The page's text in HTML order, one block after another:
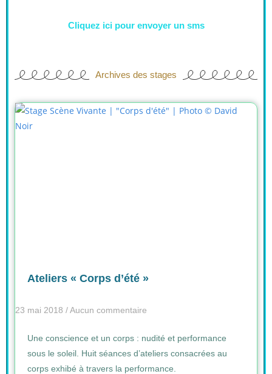
Cliquez ici pour envoyer un sms
Archives des stages
Ateliers « Corps d’été »
23 mai 2018 Aucun commentaire
Une conscience et un corps : nudité et performance
sous le soleil. Huit séances d’ateliers consacrées au
corps exhibé à travers la performance.